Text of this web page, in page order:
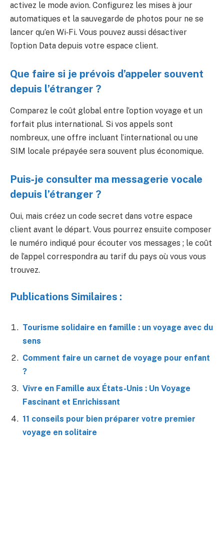
activez le mode avion. Configurez les mises à jour
automatiques et la sauvegarde de photos pour ne se
lancer qu’en Wi‑Fi. Vous pouvez aussi désactiver
l’option Data depuis votre espace client.
Que faire si je prévois d’appeler souvent
depuis l’étranger ?
Comparez le coût global entre l’option voyage et un
forfait plus international. Si vos appels sont
nombreux, une offre incluant l’international ou une
SIM locale prépayée sera souvent plus économique.
Puis‑je consulter ma messagerie vocale
depuis l’étranger ?
Oui, mais créez un code secret dans votre espace
client avant le départ. Vous pourrez ensuite composer
le numéro indiqué pour écouter vos messages ; le coût
de l’appel correspondra au tarif du pays où vous vous
trouvez.
Publications Similaires :
Tourisme solidaire en famille : un voyage avec du
sens
Comment faire un carnet de voyage pour enfant
?
Vivre en Famille aux États-Unis : Un Voyage
Fascinant et Enrichissant
11 conseils pour bien préparer votre premier
voyage en solitaire